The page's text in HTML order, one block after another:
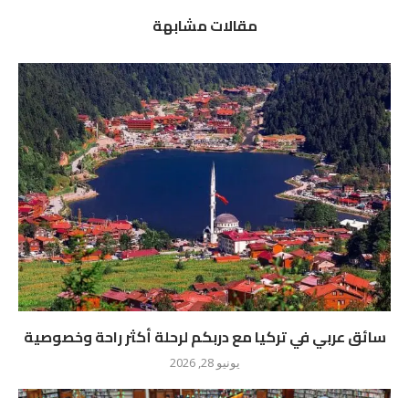
مقالات مشابهة
سائق عربي في تركيا مع دربكم لرحلة أكثر راحة وخصوصية
يونيو 28, 2026